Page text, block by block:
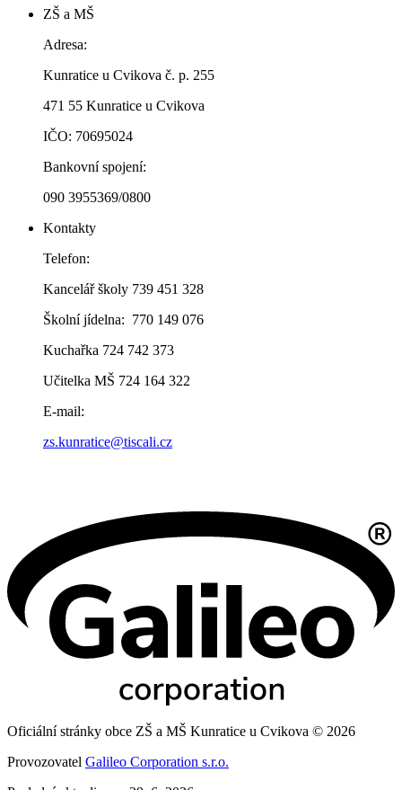
ZŠ a MŠ
Adresa:
Kunratice u Cvikova č. p. 255
471 55 Kunratice u Cvikova
IČO: 70695024
Bankovní spojení:
090 3955369/0800
Kontakty
Telefon:
Kancelář školy 739 451 328
Školní jídelna: 770 149 076
Kuchařka 724 742 373
Učitelka MŠ 724 164 322
E-mail:
zs.kunratice@tiscali.cz
Oficiální stránky obce ZŠ a MŠ Kunratice u Cvikova © 2026
Provozovatel Galileo Corporation s.r.o.